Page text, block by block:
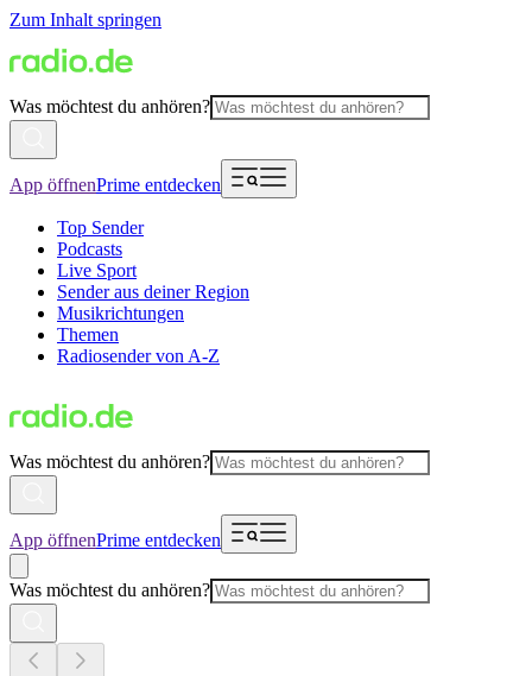
Zum Inhalt springen
Was möchtest du anhören?
App öffnenPrime entdecken
Top Sender
Podcasts
Live Sport
Sender aus deiner Region
Musikrichtungen
Themen
Radiosender von A-Z
Was möchtest du anhören?
App öffnenPrime entdecken
Was möchtest du anhören?